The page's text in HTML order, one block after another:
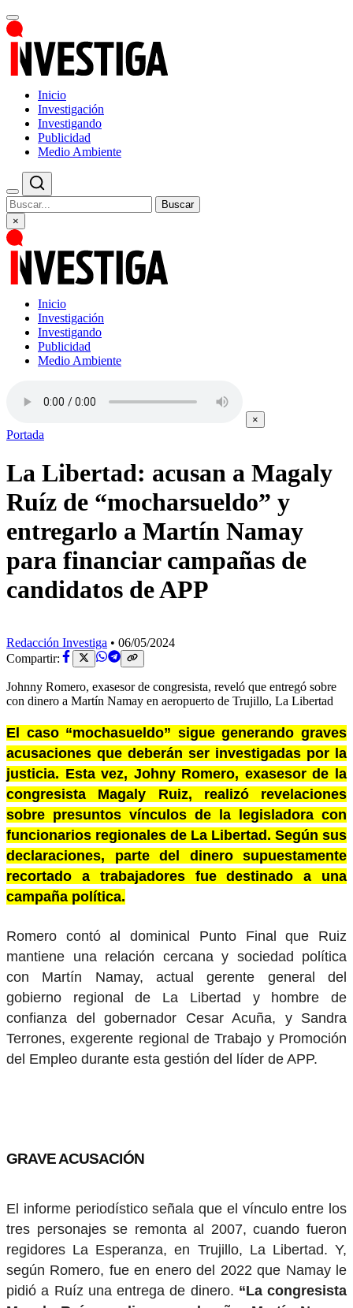
Inicio
Investigación
Investigando
Publicidad
Medio Ambiente
Buscar
×
Inicio
Investigación
Investigando
Publicidad
Medio Ambiente
×
Portada
La Libertad: acusan a Magaly
Ruíz de “mocharsueldo” y
entregarlo a Martín Namay
para financiar campañas de
candidatos de APP
Redacción Investiga • 06/05/2024
Compartir:
Johnny Romero, exasesor de congresista, reveló que entregó sobre
con dinero a Martín Namay en aeropuerto de Trujillo, La Libertad
El caso “mochasueldo” sigue generando graves
acusaciones que deberán ser investigadas por la
justicia. Esta vez, Johny Romero, exasesor de la
congresista Magaly Ruiz, realizó revelaciones
sobre presuntos vínculos de la legisladora con
funcionarios regionales de La Libertad. Según sus
declaraciones, parte del dinero supuestamente
recortado a trabajadores fue destinado a una
campaña política.
Romero contó al dominical Punto Final que Ruiz
mantiene una relación cercana y sociedad política
con Martín Namay, actual gerente general del
gobierno regional de La Libertad y hombre de
confianza del gobernador Cesar Acuña, y Sandra
Terrones, exgerente regional de Trabajo y Promoción
del Empleo durante esta gestión del líder de APP.
GRAVE ACUSACIÓN
El informe periodístico señala que el vínculo entre los
tres personajes se remonta al 2007, cuando fueron
regidores La Esperanza, en Trujillo, La Libertad. Y,
según Romero, fue en enero del 2022 que Namay le
pidió a Ruíz una entrega de dinero. “La congresista